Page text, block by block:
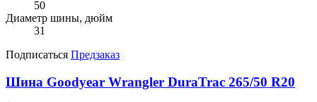
50
Диаметр шины, дюйм
31
Подписаться Предзаказ
Шина Goodyear Wrangler DuraTrac 265/50 R20